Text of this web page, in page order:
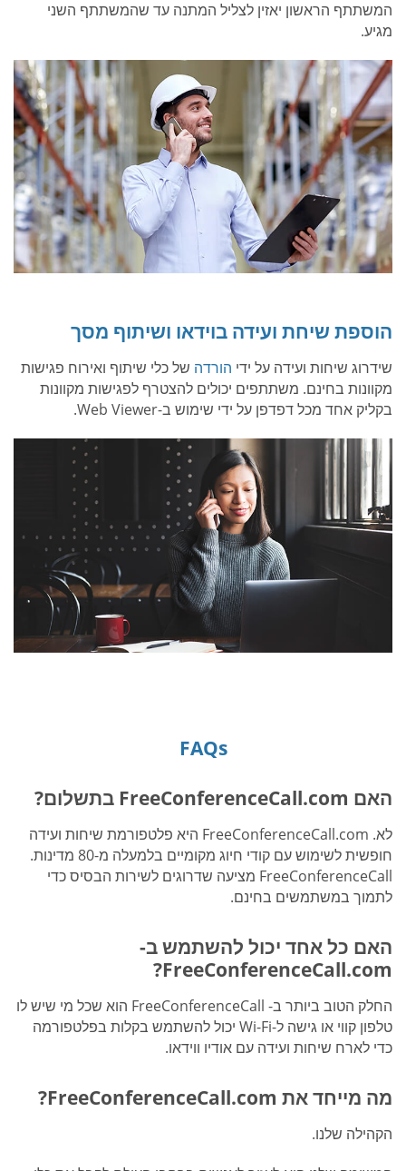
המשתתף הראשון יאזין לצליל המתנה עד שהמשתתף השני
מגיע.
הוספת שיחת ועידה בוידאו ושיתוף מסך
שידרוג שיחות ועידה על ידי הורדה של כלי שיתוף ואירוח פגישות
מקוונות בחינם. משתתפים יכולים להצטרף לפגישות מקוונות
בקליק אחד מכל דפדפן על ידי שימוש ב-Web Viewer.
FAQs
האם FreeConferenceCall.com בתשלום?
לא. FreeConferenceCall.com היא פלטפורמת שיחות ועידה
חופשית לשימוש עם קודי חיוג מקומיים בלמעלה מ-80 מדינות.
FreeConferenceCall מציעה שדרוגים לשירות הבסיס כדי
לתמוך במשתמשים בחינם.
האם כל אחד יכול להשתמש ב-
FreeConferenceCall.com?
החלק הטוב ביותר ב- FreeConferenceCall הוא שכל מי שיש לו
טלפון קווי או גישה ל-Wi-Fi יכול להשתמש בקלות בפלטפורמה
כדי לארח שיחות ועידה עם אודיו ווידאו.
מה מייחד את FreeConferenceCall.com?
הקהילה שלנו.